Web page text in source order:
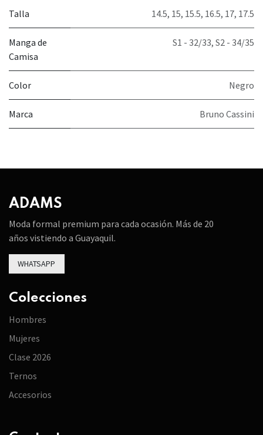
Talla 14.5, 15, 15.5, 16.5, 17, 17.5
Manga de
Camisa
S1 - 32/33, S2 - 34/35
Color Negro
Marca Bruno Cassini
ADAMS
Moda formal premium para cada ocasión. Más de 20
años vistiendo a Guayaquil.
WHATSAPP
Colecciones
Hombres
Mujeres
Clase 2026
Ternos
Accesorios